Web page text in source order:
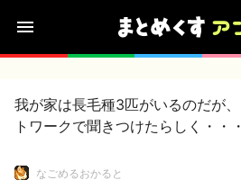
我が家は長毛種3匹がいるのだが、 どうやらぬこぬこネッ
トワークで聞きつけたらしく・・
なごめるおかると